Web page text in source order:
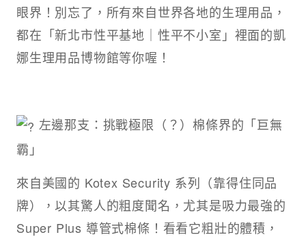
眼界！別忘了，所有來自世界各地的生理用品，
都在「新北市性平基地｜性平不小室」裡面的凱
娜生理用品博物館等你喔！
左邊那支：挑戰極限（？）棉條界的「巨無
霸」
來自美國的 Kotex Security 系列（靠得住同品
牌），以其驚人的粗度聞名，尤其是吸力最強的
Super Plus 導管式棉條！看看它粗壯的體積，